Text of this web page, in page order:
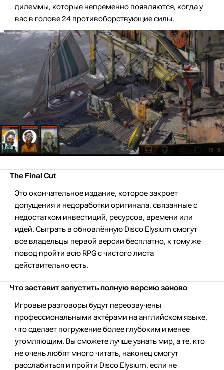
дилеммы, которые непременно появляются, когда у
вас в голове 24 противоборствующие силы.
The Final Cut
Это окончательное издание, которое закроет
допущения и недоработки оригинала, связанные с
недостатком инвестиций, ресурсов, времени или
идей. Сыграть в обновлённую Disco Elysium смогут
все владельцы первой версии бесплатно, к тому же
повод пройти всю RPG с чистого листа
действительно есть.
Что заставит запустить полную версию заново
Игровые разговоры будут переозвучены
профессиональными актёрами на английском языке,
что сделает погружение более глубоким и менее
утомляющим. Вы сможете лучше узнать мир, а те, кто
не очень любят много читать, наконец смогут
расслабиться и пройти Disco Elysium, если не